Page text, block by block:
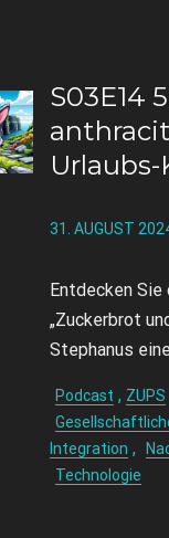
S03E14
31. AUGUST
Entdecken
„Zuckerbrot
Stephanus
Podcast , ZUPS
Integration ,
Technologie